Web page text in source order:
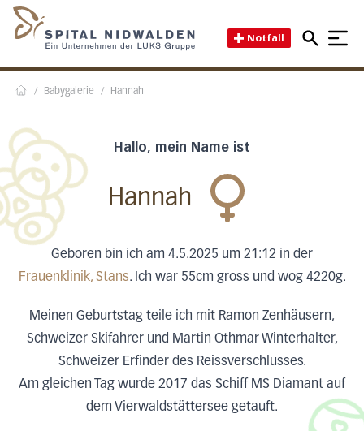
Notfall
/ Babygalerie / Hannah
Hallo, mein Name ist
Hannah
Geboren bin ich am 4.5.2025 um 21:12 in der
Frauenklinik, Stans. Ich war 55cm gross und wog 4220g.
Meinen Geburtstag teile ich mit Ramon Zenhäusern,
Schweizer Skifahrer und Martin Othmar Winterhalter,
Schweizer Erfinder des Reissverschlusses.
Am gleichen Tag wurde 2017 das Schiff MS Diamant auf
dem Vierwaldstättersee getauft.